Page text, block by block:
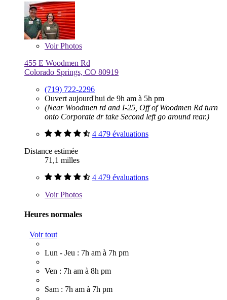
VoirPhotos
455 E Woodmen Rd
Colorado Springs, CO 80919
(719) 722-2296
Ouvert aujourd'hui de 9h am à 5h pm
(Near Woodmen rd and I-25, Off of Woodmen Rd turn
onto Corporate dr take Second left go around rear.)
4 479 évaluations
Distance estimée
71,1 milles
4 479 évaluations
VoirPhotos
Heures normales
Voir tout
Lun - Jeu : 7h am à 7h pm
Ven : 7h am à 8h pm
Sam : 7h am à 7h pm